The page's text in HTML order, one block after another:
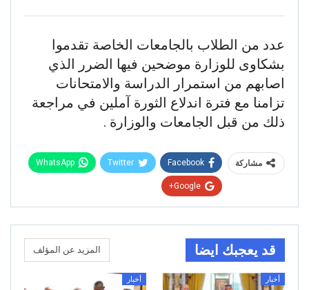
عدد من الطلاب بالجامعات الخاصة تقدموا
بشكاوى للوزارة موضحين فيها الضرر الذي
اصابهم من استمرار الدراسة والامتحانات
تزامنا مع فترة اندلاع الثورة آملين في مراجعة
ذلك من قبل الجامعات والوزارة .
مشاركة Facebook
Twitter
WhatsApp
Google+
قد يعجبك ايضا المزيد عن المؤلف
أخبار أخبار